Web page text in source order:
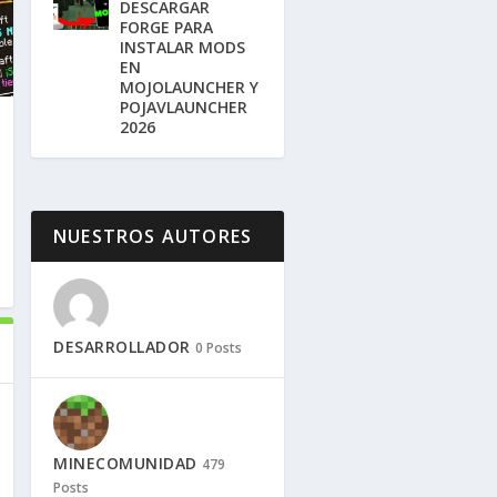
DESCARGAR
FORGE PARA
INSTALAR MODS
EN
MOJOLAUNCHER Y
POJAVLAUNCHER
2026
NUESTROS AUTORES
DESARROLLADOR 0 Posts
MINECOMUNIDAD 479
Posts